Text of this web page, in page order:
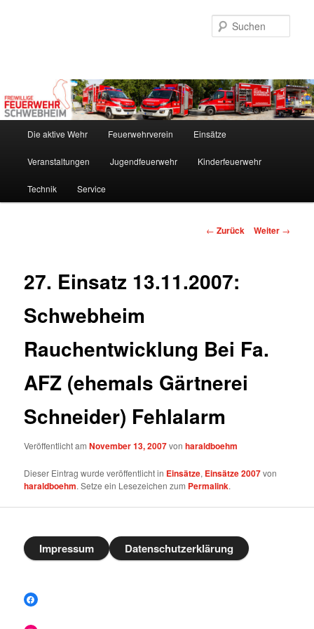
Die aktive Wehr Feuerwehrverein Einsätze
Veranstaltungen Jugendfeuerwehr Kinderfeuerwehr
Technik Service
Beitrags-
← Zurück Weiter →
27. Einsatz 13.11.2007:
Schwebheim
Rauchentwicklung Bei Fa.
AFZ (ehemals Gärtnerei
Schneider) Fehlalarm
Veröffentlicht amNovember 13, 2007vonharaldboehm
Dieser Eintrag wurde veröffentlicht in Einsätze, Einsätze 2007von
haraldboehm. Setze ein Lesezeichen zum Permalink.
Impressum Datenschutzerklärung
Facebook